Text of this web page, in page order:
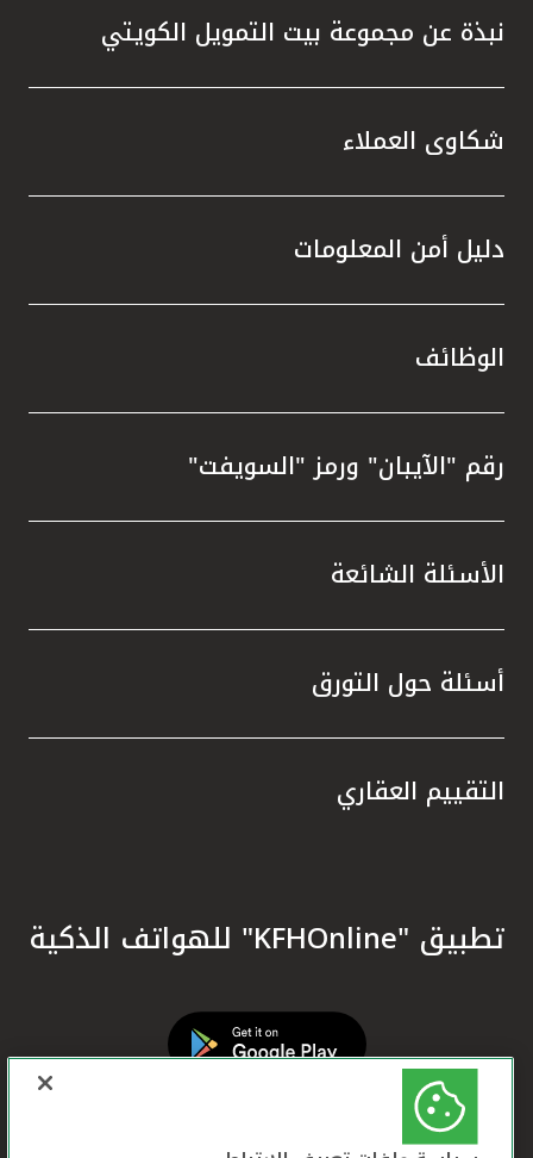
نبذة عن مجموعة بيت التمويل الكويتي
شكاوى العملاء
دليل أمن المعلومات
الوظائف
رقم "الآيبان" ورمز "السويفت"
الأسئلة الشائعة
أسئلة حول التورق
التقييم العقاري
تطبيق "KFHOnline" للهواتف الذكية